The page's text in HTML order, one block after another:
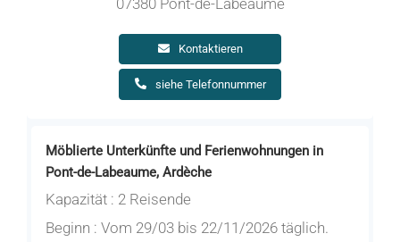
Möblierte Unterkünfte und Ferienwohnungen in
Pont-de-Labeaume, Ardèche
Kapazität : 2 Reisende
Beginn : Vom 29/03 bis 22/11/2026 täglich.
Kontaktieren
siehe Telefonnummer